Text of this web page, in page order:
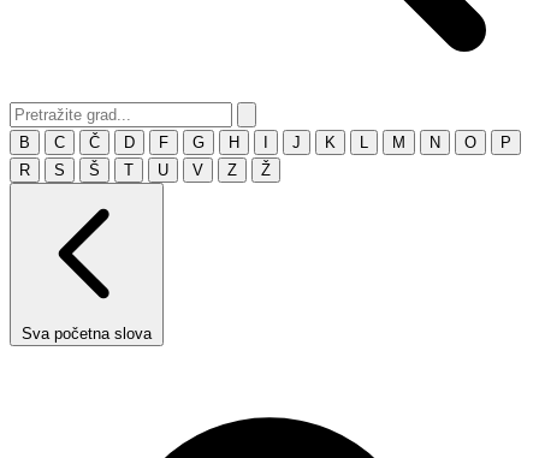
B C Č D F G H J K M N O
P
R
S Š T U V Z Ž
Sva početna slova